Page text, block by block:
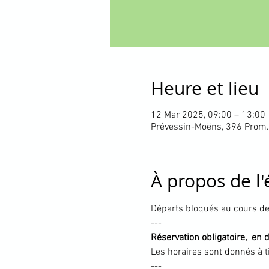
Heure et lieu
12 Mar 2025, 09:00 – 13:00
Prévessin-Moëns, 396
À propos de
Départs bloqués au cours
---
Réservation obligatoire,
Les horaires sont donnés à
---